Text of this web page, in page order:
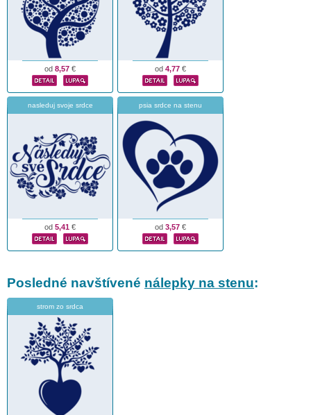
od 8,57 € od 4,77 €
nasleduj svoje srdce
od 5,41 €
psia srdce na stenu
od 3,57 €
Posledné navštívené nálepky na stenu:
strom zo srdca